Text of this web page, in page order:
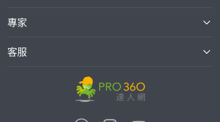
部落格
加入我們
買服務
熱門服務
專家
案件中心
客服